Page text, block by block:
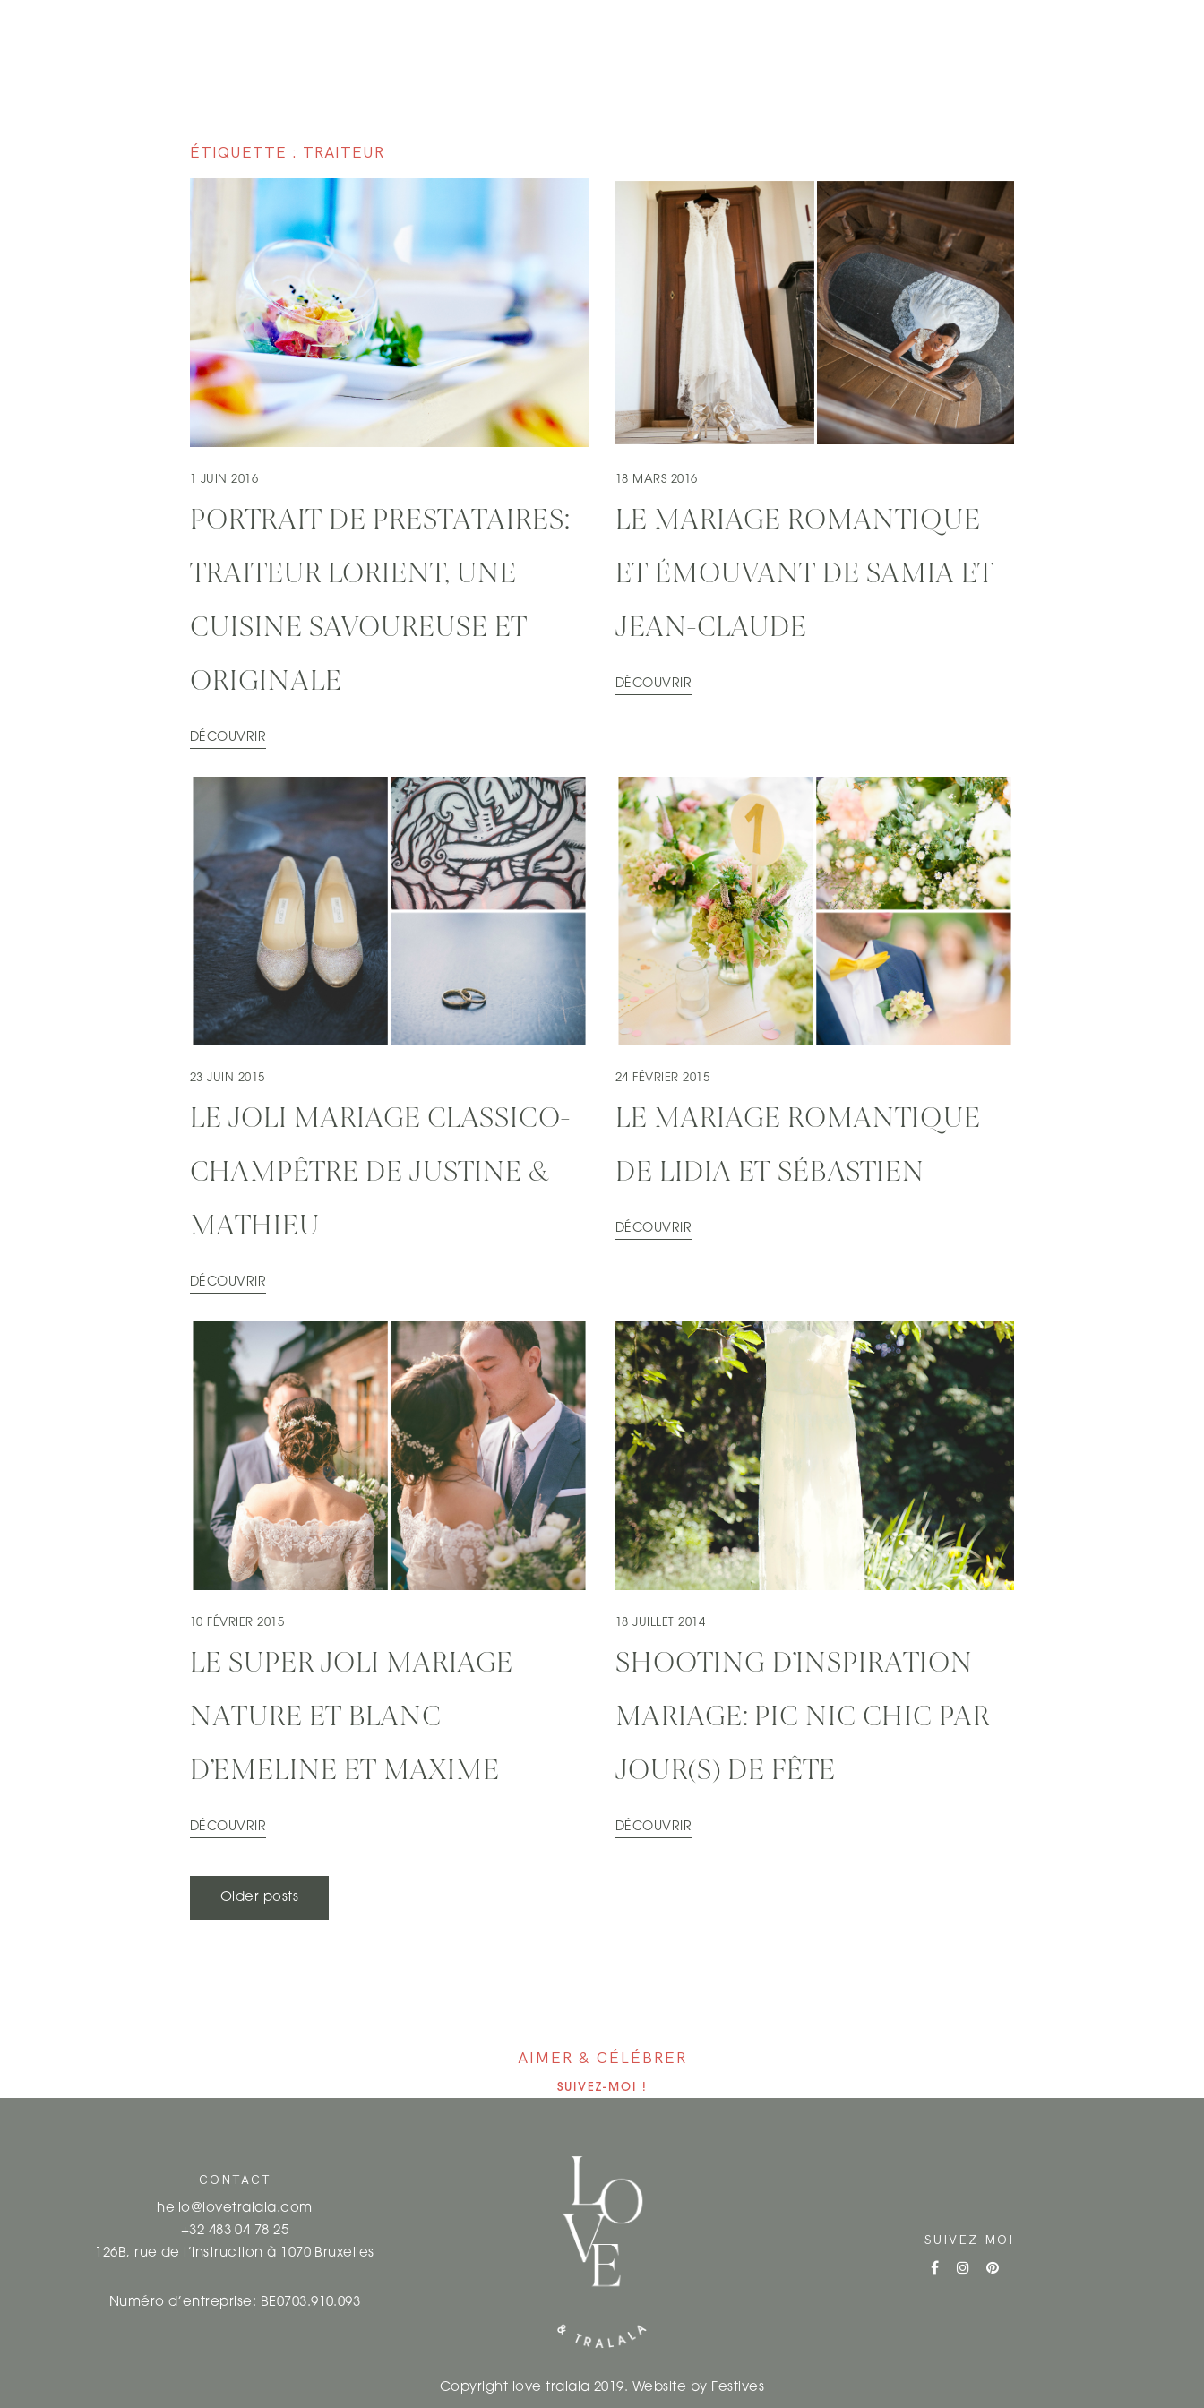
ÉTIQUETTE : TRAITEUR
1 JUIN 2016
PORTRAIT DE PRESTATAIRES:
TRAITEUR LORIENT, UNE
CUISINE SAVOUREUSE ET
ORIGINALE
DÉCOUVRIR
18 MARS 2016
LE MARIAGE ROMANTIQUE
ET ÉMOUVANT DE SAMIA ET
JEAN-CLAUDE
DÉCOUVRIR
23 JUIN 2015
LE JOLI MARIAGE CLASSICO-
CHAMPÊTRE DE JUSTINE &
MATHIEU
DÉCOUVRIR
24 FÉVRIER 2015
LE MARIAGE ROMANTIQUE
DE LIDIA ET SÉBASTIEN
DÉCOUVRIR
10 FÉVRIER 2015
LE SUPER JOLI MARIAGE
NATURE ET BLANC
D’EMELINE ET MAXIME
DÉCOUVRIR
18 JUILLET 2014
SHOOTING D’INSPIRATION
MARIAGE: PIC NIC CHIC PAR
JOUR(S) DE FÊTE
DÉCOUVRIR
NAVIGATION
Older posts
AIMER & CÉLÉBRER
SUIVEZ-MOI !
CONTACT
hello@lovetralala.com
+32 483 04 78 25
126B, rue de l’instruction à 1070 Bruxelles
Numéro d’entreprise: BE0703.910.093
SUIVEZ-MOI
Copyright love tralala 2019. Website by Festives